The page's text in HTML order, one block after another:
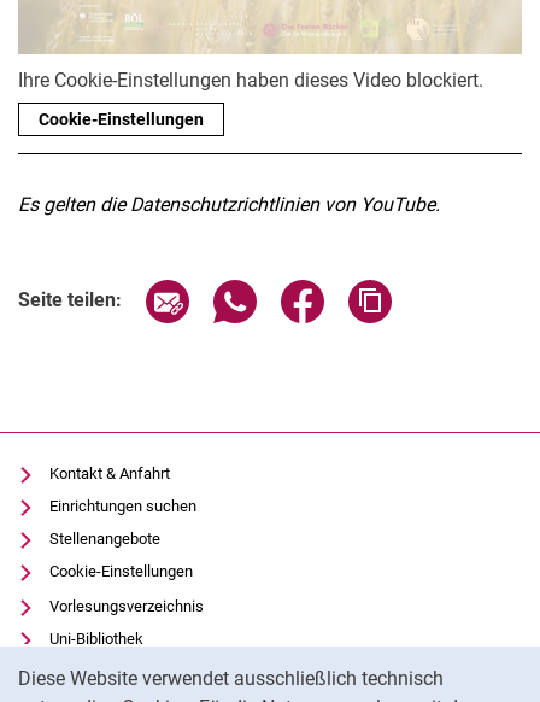
Diese Website verwendet ausschließlich technisch
Ihre Cookie-Einstellungen haben dieses Video blockiert.
Cookie-Einstellungen
Es gelten die Datenschutzrichtlinien von YouTube.
Seite teilen: Seite über E-Mail teilen
Seite über WhatsApp teilen
Seite über Facebook
Kontakt & Anfahrt
Einrichtungen suchen
Stellenangebote
Cookie-Einstellungen
Vorlesungsverzeichnis
Uni-Bibliothek
Moodle